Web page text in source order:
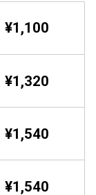
¥1,100
¥1,320
¥1,540
¥1,540